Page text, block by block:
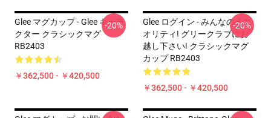
Glee マグカップ - Glee キャラ
クター クラシックマグ
RB2403
￥362,500 - ￥420,500
-20%
Glee ログイン - みんなのミニ
オリティ! グリークラブにお
越し下さい! クラシックマグ
カップ RB2403
￥362,500 - ￥420,500
-20%